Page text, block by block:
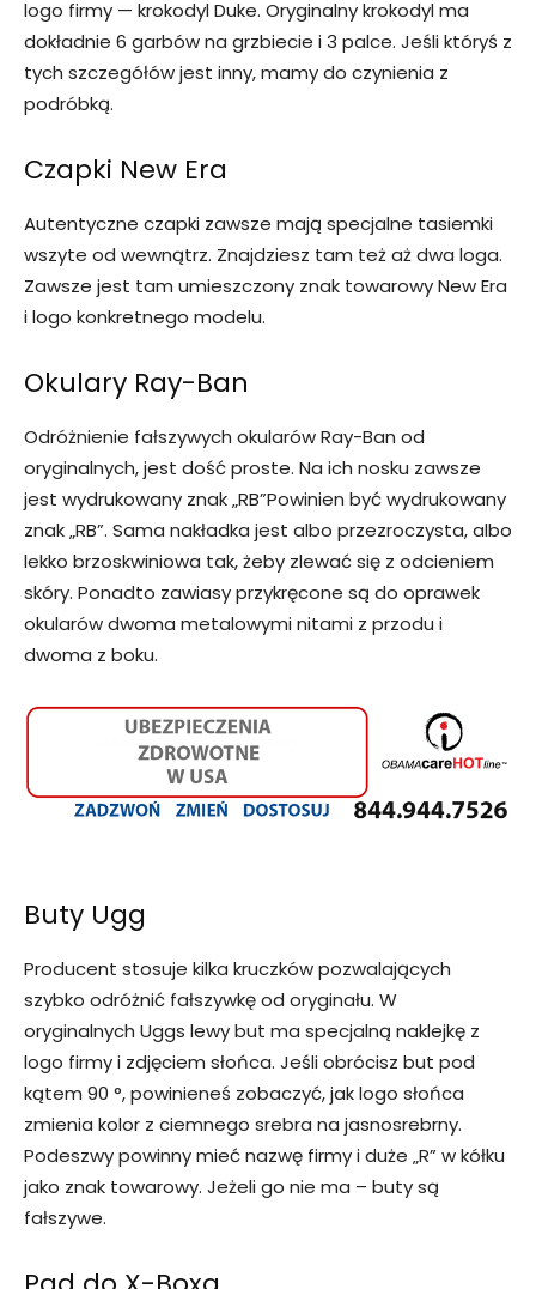
logo firmy — krokodyl Duke. Oryginalny krokodyl ma
dokładnie 6 garbów na grzbiecie i 3 palce. Jeśli któryś z
tych szczegółów jest inny, mamy do czynienia z
podróbką.
Czapki New Era
Autentyczne czapki zawsze mają specjalne tasiemki
wszyte od wewnątrz. Znajdziesz tam też aż dwa loga.
Zawsze jest tam umieszczony znak towarowy New Era
i logo konkretnego modelu.
Okulary Ray-Ban
Odróżnienie fałszywych okularów Ray-Ban od
oryginalnych, jest dość proste. Na ich nosku zawsze
jest wydrukowany znak „RB”Powinien być wydrukowany
znak „RB”. Sama nakładka jest albo przezroczysta, albo
lekko brzoskwiniowa tak, żeby zlewać się z odcieniem
skóry. Ponadto zawiasy przykręcone są do oprawek
okularów dwoma metalowymi nitami z przodu i
dwoma z boku.
Buty Ugg
Producent stosuje kilka kruczków pozwalających
szybko odróżnić fałszywkę od oryginału. W
oryginalnych Uggs lewy but ma specjalną naklejkę z
logo firmy i zdjęciem słońca. Jeśli obrócisz but pod
kątem 90 °, powinieneś zobaczyć, jak logo słońca
zmienia kolor z ciemnego srebra na jasnosrebrny.
Podeszwy powinny mieć nazwę firmy i duże „R” w kółku
jako znak towarowy. Jeżeli go nie ma – buty są
fałszywe.